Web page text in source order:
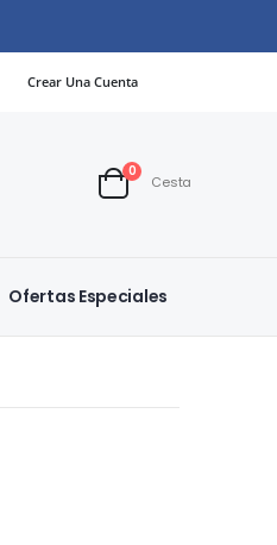
Crear Una Cuenta
Cart
0artículos
Cesta
Ofertas Especiales